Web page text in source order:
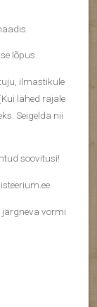
lõpus.
ilmastikule
lähed rajale
Seigelda nii
soovitusi!
järgneva vormi